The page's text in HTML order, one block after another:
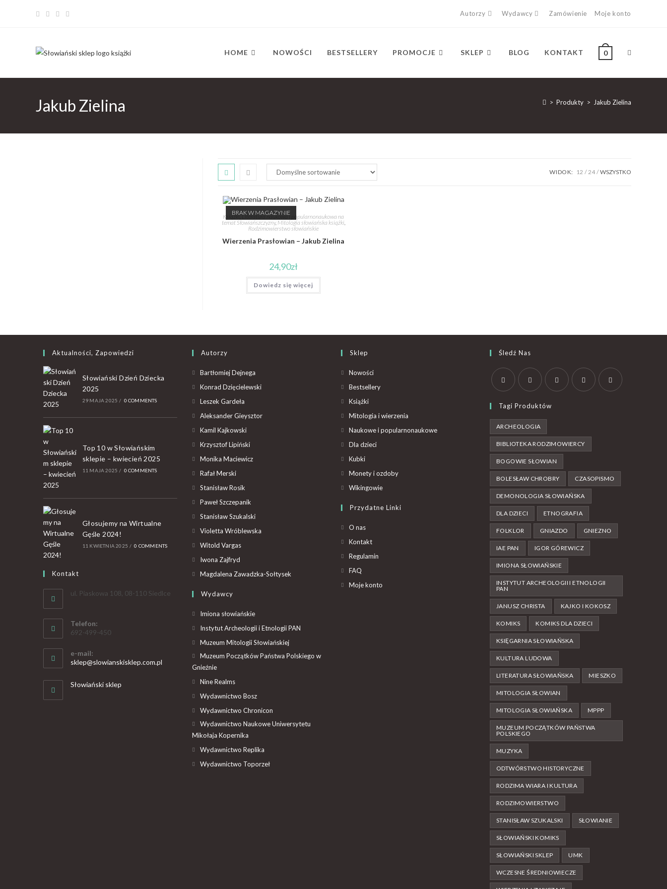
Autorzy Wydawcy Zamówienie Moje konto
HOME NOWOŚCI BESTSELLERY PROMOCJE SKLEP BLOG KONTAKT 0
Jakub Zielina > Produkty > Jakub Zielina
WIDOK: 12 24 WSZYSTKO
BRAK W MAGAZYNIE
Książki, Literatura naukowa i popularnonaukowa na
temat Słowiańszczyzny, Mitologia słowiańska książki,
Rodzimowierstwo słowiańskie
Wierzenia Prasłowian – Jakub Zielina
24,90zł
Dowiedz się więcej
Aktualności, Zapowiedzi
Słowiański Dzień Dziecka
2025
29 MAJA 2025 / 0 COMMENTS
Top 10 w Słowiańskim
sklepie – kwiecień 2025
11 MAJA 2025 / 0 COMMENTS
Głosujemy na Wirtualne
Gęśle 2024!
11 KWIETNIA 2025 / 0 COMMENTS
Kontakt
ul. Piaskowa 108, 08-110 Siedlce
Telefon:
692-499-450
e-mail:
sklep@slowianskisklep.com.pl
Słowiański sklep
Autorzy
Bartłomiej Dejnega
Konrad Dzięcielewski
Leszek Gardeła
Aleksander Gieysztor
Kamil Kajkowski
Krzysztof Lipiński
Monika Maciewicz
Rafał Merski
Stanisław Rosik
Paweł Szczepanik
Stanisław Szukalski
Violetta Wróblewska
Witold Vargas
Iwona Zajfryd
Magdalena Zawadzka-Sołtysek
Wydawcy
Imiona słowiańskie
Instytut Archeologii i Etnologii PAN
Muzeum Mitologii Słowiańskiej
Muzeum Początków Państwa Polskiego w
Gnieźnie
Nine Realms
Wydawnictwo Bosz
Wydawnictwo Chronicon
Wydawnictwo Naukowe Uniwersytetu
Mikołaja Kopernika
Wydawnictwo Replika
Wydawnictwo Toporzeł
Sklep
Nowości
Bestsellery
Książki
Mitologia i wierzenia
Naukowe i popularnonaukowe
Dla dzieci
Kubki
Monety i ozdoby
Wikingowie
Przydatne Linki
O nas
Kontakt
Regulamin
FAQ
Moje konto
Śledź Nas
Tagi Produktów
ARCHEOLOGIA
BIBLIOTEKA RODZIMOWIERCY
BOGOWIE SŁOWIAN
BOLESŁAW CHROBRY CZASOPISMO
DEMONOLOGIA SŁOWIAŃSKA
DLA DZIECI ETNOGRAFIA
FOLKLOR GNIAZDO GNIEZNO
IAE PAN IGOR GÓREWICZ
IMIONA SŁOWIAŃSKIE
INSTYTUT ARCHEOLOGII I ETNOLOGII
PAN
JANUSZ CHRISTA KAJKO I KOKOSZ
KOMIKS KOMIKS DLA DZIECI
KSIĘGARNIA SŁOWIAŃSKA
KULTURA LUDOWA
LITERATURA SŁOWIAŃSKA MIESZKO
MITOLOGIA SŁOWIAN
MITOLOGIA SŁOWIAŃSKA MPPP
MUZEUM POCZĄTKÓW PAŃSTWA
POLSKIEGO
MUZYKA
ODTWÓRSTWO HISTORYCZNE
RODZIMA WIARA I KULTURA
RODZIMOWIERSTWO
STANISŁAW SZUKALSKI SŁOWIANIE
SŁOWIAŃSKI KOMIKS
SŁOWIAŃSKI SKLEP UMK
WCZESNE ŚREDNIOWIECZE